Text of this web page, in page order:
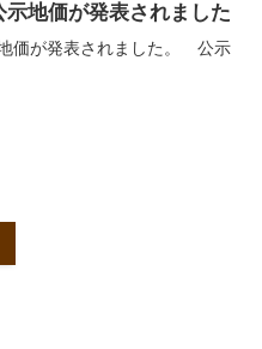
示地価が発表されました
価が発表されました。 公示